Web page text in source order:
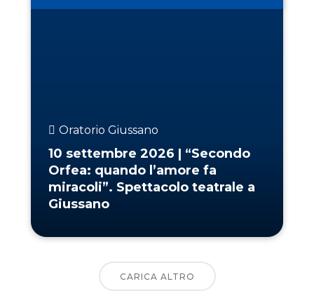
Oratorio Giussano
10 settembre 2026 | “Secondo
Orfea: quando l’amore fa
miracoli”. Spettacolo teatrale a
Giussano
CARICA ALTRO